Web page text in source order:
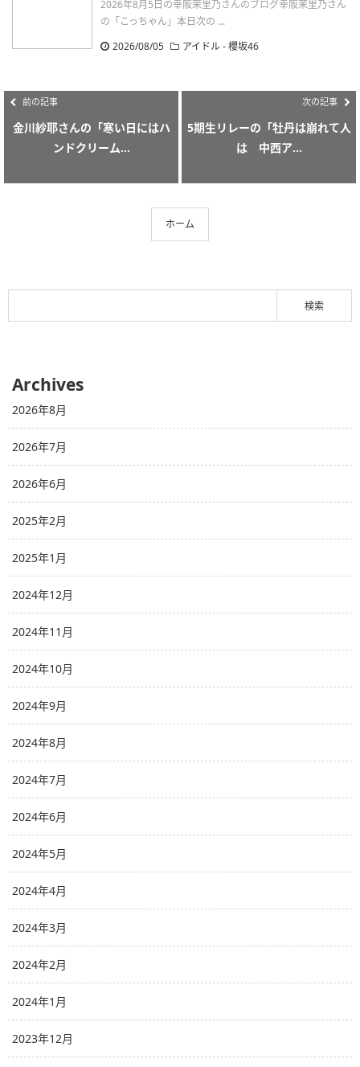
2026年8月5日の幸阪茉里乃さんのブログ幸阪茉里乃さん
の「こっちゃん」本日次の ...
2026/08/05
アイドル - 櫻坂46
前の記事
金川紗耶さんの「寒い日にはハ
ンドクリーム...
次の記事
5期生リレーの「牡丹は崩れて人
は 中西ア...
ホーム
Archives
2026年8月
2026年7月
2026年6月
2025年2月
2025年1月
2024年12月
2024年11月
2024年10月
2024年9月
2024年8月
2024年7月
2024年6月
2024年5月
2024年4月
2024年3月
2024年2月
2024年1月
2023年12月